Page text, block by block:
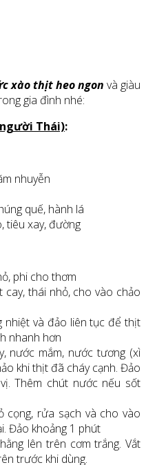
xào thịt heo ngon và giàu
gia đình nhé:
Thái):
nhuyễn
quế, hành lá
tiêu xay, đường
phi cho thơm
thái nhỏ, cho vào chảo
nhiệt và đảo liên tục để thịt
nhanh hơn
nước mắm, nước tương (xì
khi thịt đã cháy cạnh. Đảo
Thêm chút nước nếu sốt
cọng, rửa sạch và cho vào
Đảo khoảng 1 phút
lên trên cơm trắng. Vắt
trước khi dùng.